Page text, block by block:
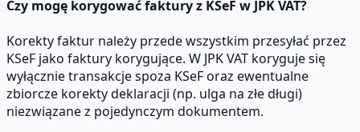
Czy mogę korygować faktury z KSeF w JPK VAT?
Korekty faktur należy przede wszystkim przesyłać przez
KSeF jako faktury korygujące. W JPK VAT koryguje się
wyłącznie transakcje spoza KSeF oraz ewentualne
zbiorcze korekty deklaracji (np. ulga na złe długi)
niezwiązane z pojedynczym dokumentem.